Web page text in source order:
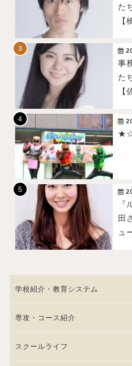
た
【
事
た
【
★☆
『
田
ュ
学校紹介・教育システム
専攻・コース紹介
スクールライフ